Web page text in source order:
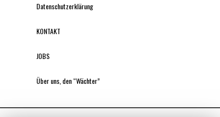
Datenschutzerklärung
KONTAKT
JOBS
Über uns, den “Wächter”